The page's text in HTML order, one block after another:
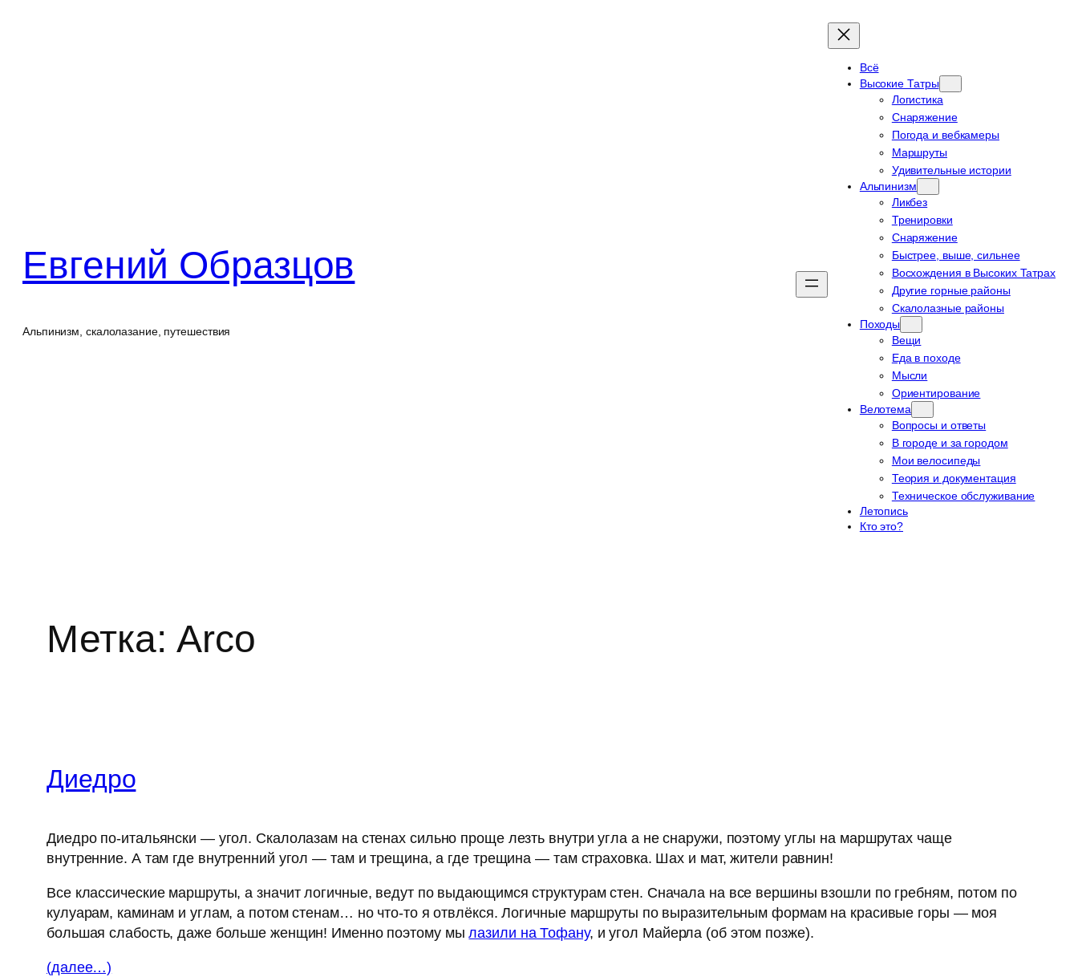
Евгений Образцов
Альпинизм, скалолазание, путешествия
Всё
Высокие Татры
Логистика
Снаряжение
Погода и вебкамеры
Маршруты
Удивительные истории
Альпинизм
Ликбез
Тренировки
Снаряжение
Быстрее, выше, сильнее
Восхождения в Высоких Татрах
Другие горные районы
Скалолазные районы
Походы
Вещи
Еда в походе
Мысли
Ориентирование
Велотема
Вопросы и ответы
В городе и за городом
Мои велосипеды
Теория и документация
Техническое обслуживание
Летопись
Кто это?
Метка:Arco
Диедро
Диедро по-итальянски — угол. Скалолазам на стенах сильно проще лезть внутри угла а не снаружи, поэтому углы на маршрутах чаще
внутренние. А там где внутренний угол — там и трещина, а где трещина — там страховка. Шах и мат, жители равнин!
Все классические маршруты, а значит логичные, ведут по выдающимся структурам стен. Сначала на все вершины взошли по гребням, потом по
кулуарам, каминам и углам, а потом стенам… но что-то я отвлёкся. Логичные маршруты по выразительным формам на красивые горы — моя
большая слабость, даже больше женщин! Именно поэтому мылазили на Тофану, и угол Майерла (об этом позже).
(далее…)